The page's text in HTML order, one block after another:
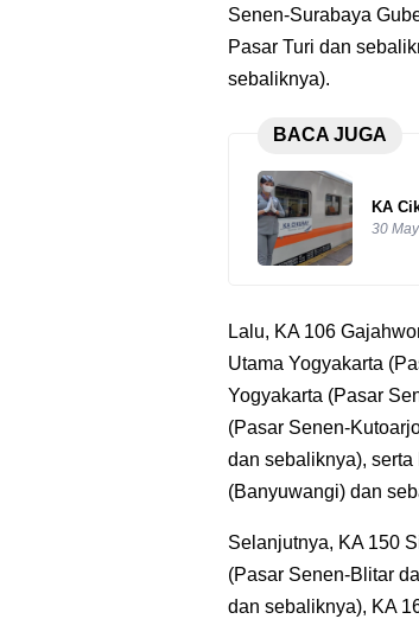
Senen-Surabaya
Pasar Turi dan
sebaliknya).
BACA JUGA
KA
30
Lalu, KA 106
Utama Yogyakarta
Yogyakarta (Pasar
(Pasar Senen-
dan sebaliknya),
(Banyuwangi) dan
Selanjutnya, KA 150
(Pasar Senen-Blitar
dan sebaliknya), KA